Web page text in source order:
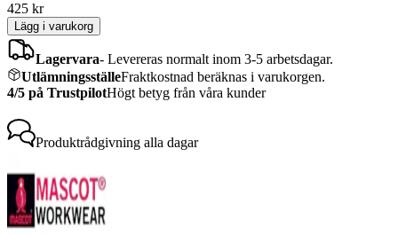
425 kr
Lägg i varukorg
Lagervara- Levereras normalt inom 3-5 arbetsdagar.
UtlämningsställeFraktkostnad beräknas i varukorgen.
4/5 på TrustpilotHögt betyg från våra kunder
Produktrådgivning alla dagar